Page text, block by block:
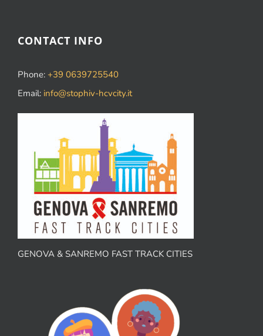
CONTACT INFO
Phone: +39 0639725540
Email: info@stophiv-hcvcity.it
GENOVA & SANREMO FAST TRACK CITIES